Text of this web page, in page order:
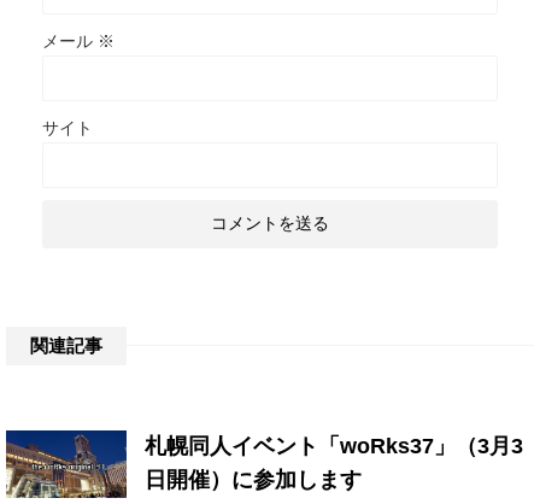
メール ※
サイト
関連記事
札幌同人イベント「woRks37」（3月3
日開催）に参加します